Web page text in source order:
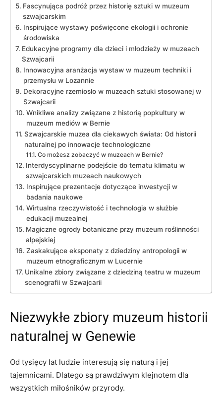
Fascynująca ​podróż przez historię sztuki w muzeum
szwajcarskim
Inspirujące ⁢wystawy poświęcone ekologii i⁣ ochronie
środowiska
Edukacyjne programy‌ dla dzieci⁣ i młodzieży w⁢ muzeach​
Szwajcarii
Innowacyjna ‍aranżacja wystaw w muzeum techniki​ i
przemysłu w Lozannie
Dekoracyjne rzemiosło w muzeach sztuki stosowanej w
⁣Szwajcarii
Wnikliwe​ analizy związane​ z historią popkultury‍ w
muzeum ​mediów w Bernie
Szwajcarskie muzea dla‌ ciekawych świata: Od ‍historii ​
naturalnej ‍po innowacje technologiczne
Co ‌możesz ⁣zobaczyć w muzeach⁢ w Bernie?
Interdyscyplinarne podejście do tematu ‍klimatu w‍
szwajcarskich⁤ muzeach naukowych
Inspirujące prezentacje dotyczące inwestycji w
badania naukowe
Wirtualna rzeczywistość i technologia ⁤w służbie
edukacji muzealnej
Magiczne ‌ogrody botaniczne ⁤przy ⁤muzeum roślinności
alpejskiej
Zaskakujące eksponaty z dziedziny‌ antropologii w
muzeum⁣ etnograficznym w Lucernie
Unikalne⁤ zbiory ​związane z dziedziną teatru w muzeum
​scenografii w Szwajcarii
Niezwykłe‍ zbiory ⁣muzeum historii
naturalnej ⁤w Genewie
Od tysięcy ​lat ludzie interesują⁤ się naturą i jej⁤
tajemnicami. Dlatego⁤ są ⁤prawdziwym ​klejnotem‍ dla
wszystkich miłośników ⁢przyrody.